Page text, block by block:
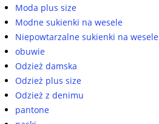
Moda plus size
Modne sukienki na wesele
Niepowtarzalne sukienki na wesele
obuwie
Odzież damska
Odzież plus size
Odzież z denimu
pantone